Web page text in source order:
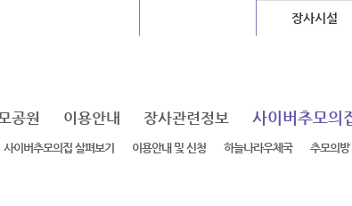
장사시설
공원 이용안내 장사관련정보 사이버추모의
사이버추모의집 살펴보기 이용안내 및 신청 하늘나라우체국 추모의방